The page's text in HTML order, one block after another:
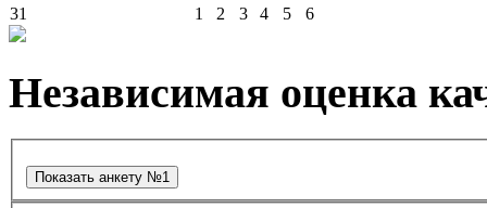
31 1 2 3 4 5 6
Независимая оценка